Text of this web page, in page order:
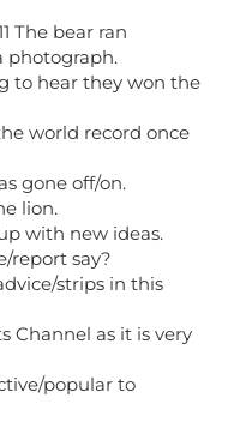
The bear ran
photograph.
to hear they won the
world record once
gone off/on.
lion.
with new ideas.
report say?
strips in this
Channel as it is very
popular to